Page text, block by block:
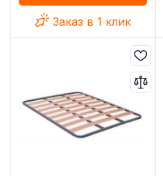
Заказ в 1 клик